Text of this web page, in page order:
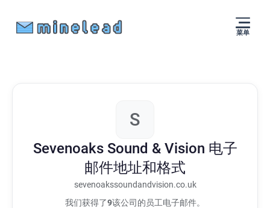
菜单
S
Sevenoaks Sound & Vision 电子
邮件地址和格式
sevenoakssoundandvision.co.uk
我们获得了9该公司的员工电子邮件。